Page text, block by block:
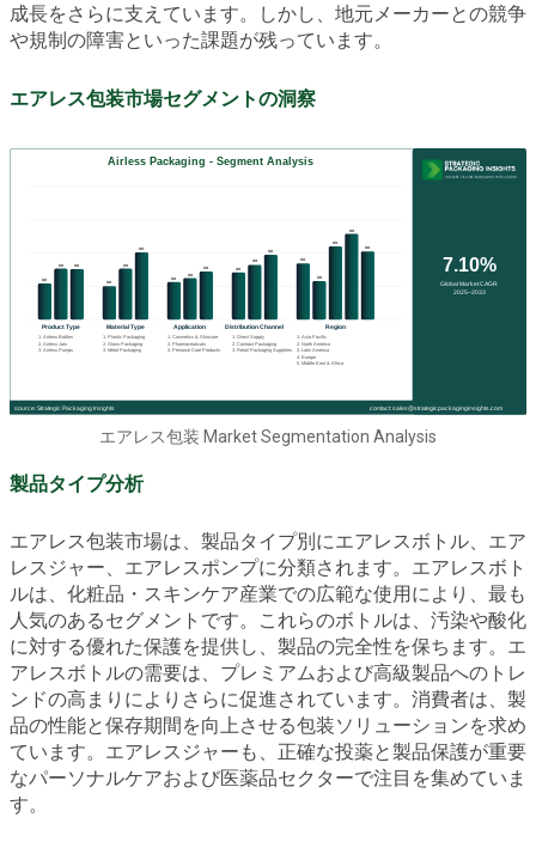
成長をさらに支えています。しかし、地元メーカーとの競争
や規制の障害といった課題が残っています。
エアレス包装市場セグメントの洞察
エアレス包装 Market Segmentation Analysis
製品タイプ分析
エアレス包装市場は、製品タイプ別にエアレスボトル、エア
レスジャー、エアレスポンプに分類されます。エアレスボト
ルは、化粧品・スキンケア産業での広範な使用により、最も
人気のあるセグメントです。これらのボトルは、汚染や酸化
に対する優れた保護を提供し、製品の完全性を保ちます。エ
アレスボトルの需要は、プレミアムおよび高級製品へのトレ
ンドの高まりによりさらに促進されています。消費者は、製
品の性能と保存期間を向上させる包装ソリューションを求め
ています。エアレスジャーも、正確な投薬と製品保護が重要
なパーソナルケアおよび医薬品セクターで注目を集めていま
す。